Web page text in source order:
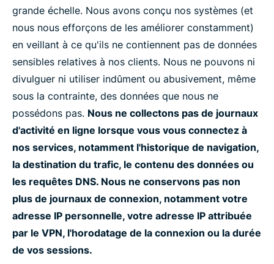
grande échelle. Nous avons conçu nos systèmes (et
nous nous efforçons de les améliorer constamment)
en veillant à ce qu'ils ne contiennent pas de données
sensibles relatives à nos clients. Nous ne pouvons ni
divulguer ni utiliser indûment ou abusivement, même
sous la contrainte, des données que nous ne
possédons pas. Nous ne collectons pas de journaux
d'activité en ligne lorsque vous vous connectez à
nos services, notamment l'historique de navigation,
la destination du trafic, le contenu des données ou
les requêtes DNS. Nous ne conservons pas non
plus de journaux de connexion, notamment votre
adresse IP personnelle, votre adresse IP attribuée
par le VPN, l'horodatage de la connexion ou la durée
de vos sessions.